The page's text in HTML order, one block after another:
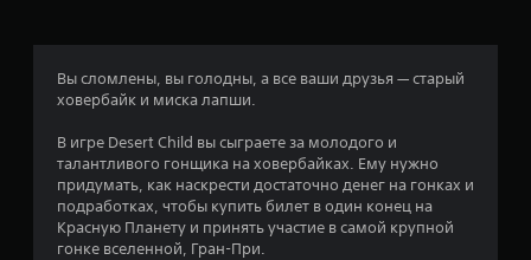
3
6
4
Вы сломлены, вы голодны, а все ваши друзья — старый
ховербайк и миска лапши.
В игре Desert Child вы сыграете за молодого и
талантливого гонщика на ховербайках. Ему нужно
придумать, как наскрести достаточно денег на гонках и
подработках, чтобы купить билет в один конец на
Красную Планету и принять участие в самой крупной
гонке вселенной, Гран-При.